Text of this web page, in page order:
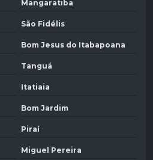
Mangaratiba
São Fidélis
Bom Jesus do Itabapoana
Tanguá
Itatiaia
Bom Jardim
Piraí
Miguel Pereira